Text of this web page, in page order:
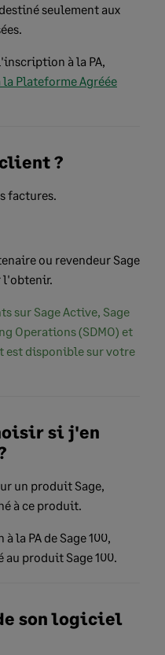
seulement aux
à la PA,
Plateforme Agréée
?
factures.
ou revendeur Sage
l'obtenir.
sur Sage Active, Sage
Operations (SDMO) et
est disponible sur votre
si j'en
un produit Sage,
à ce produit.
la PA de Sage 100,
produit Sage 100.
son logiciel